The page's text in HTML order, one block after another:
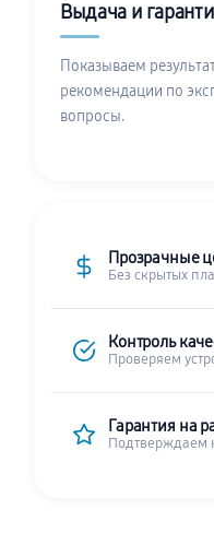
Выдача и
Показываем
рекомендации по
вопросы.
Прозрачные
Без скрытых
Контроль
Проверяем
Гарантия на
Подтверждаем